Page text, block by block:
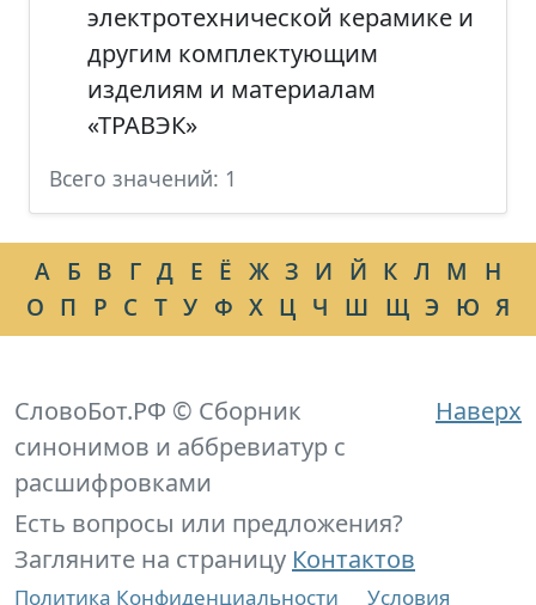
электротехнической керамике и
другим комплектующим
изделиям и материалам
«ТРАВЭК»
Всего значений: 1
А Б В Г Д Е Ё Ж З И Й К Л М
Н
О П Р С Т У Ф Х Ц Ч Ш Щ Э Ю Я
Наверх
СловоБот.РФ © Сборник
синонимов и аббревиатур с
расшифровками
Есть вопросы или предложения?
Загляните на страницу Контактов
Политика Конфиденциальности Условия